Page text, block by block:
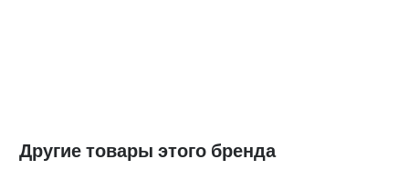
Другие товары этого бренда